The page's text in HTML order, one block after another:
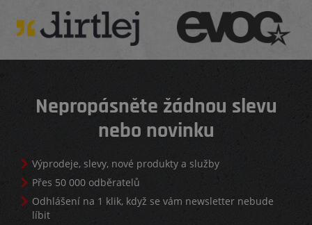
Nepropásněte žádnou slevu
nebo novinku
Výprodeje, slevy, nové produkty a služby
Přes 50 000 odběratelů
Odhlášení na 1 klik, když se vám newsletter nebude
líbit